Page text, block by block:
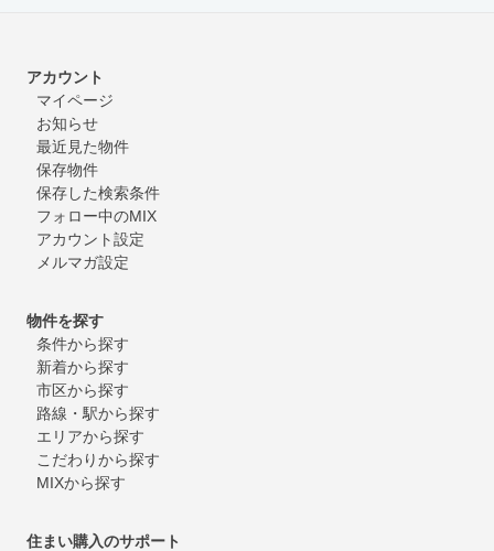
アカウント
マイページ
お知らせ
最近見た物件
保存物件
保存した検索条件
フォロー中のMIX
アカウント設定
メルマガ設定
物件を探す
条件から探す
新着から探す
市区から探す
路線・駅から探す
エリアから探す
こだわりから探す
MIXから探す
住まい購入のサポート